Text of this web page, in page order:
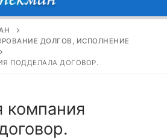
Найти:
ДОЛГОВ, ИСПОЛНЕНИЕ
ПОДДЕЛАЛА ДОГОВОР.
компания